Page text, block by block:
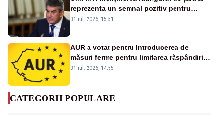
reprezenta un semnal pozitiv pentru
România. Autoritățile trebuie să continue
31 iul. 2026, 15:51
AUR a votat pentru introducerea de
măsuri ferme pentru limitarea răspândirii
virusului pestei porcine africane
31 iul. 2026, 14:55
CATEGORII POPULARE